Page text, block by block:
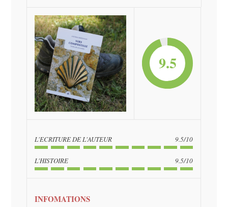
9.5
L'ECRITURE DE L'AUTEUR 9.5/10
L'HISTOIRE 9.5/10
INFOMATIONS